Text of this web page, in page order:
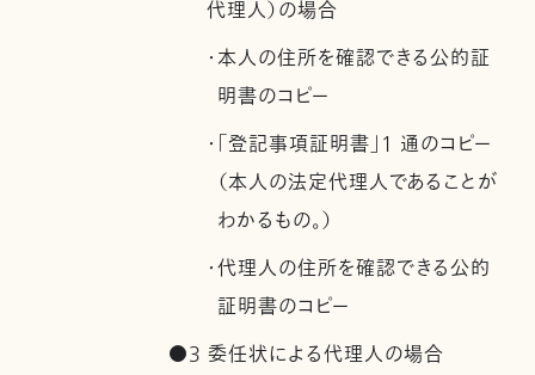
代理人）の場合
・本人の住所を確認できる公的証
明書のコピー
・「登記事項証明書」1 通のコピー
（本人の法定代理人であることが
わかるもの。）
・代理人の住所を確認できる公的
証明書のコピー
●3 委任状による代理人の場合